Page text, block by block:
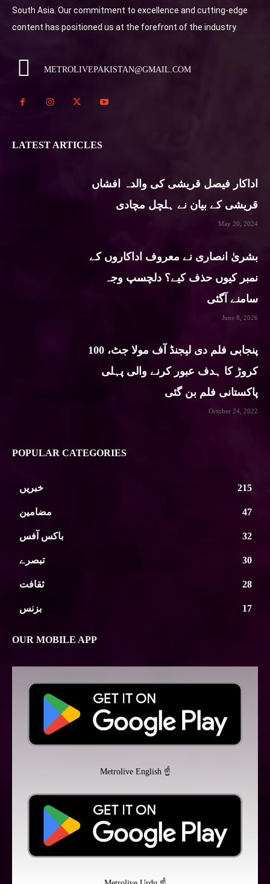
South Asia. Our commitment to excellence and cutting-edge
content has positioned us at the forefront of the industry.
METROLIVEPAKISTAN@GMAIL.COM
LATEST ARTICLES
اداکار فیصل قریشی کی والدہ افشاں
قریشی کے بیان نے ہلچل مچادی
May 20, 2024
بشریٰ انصاری نے معروف اداکاروں کے
نمبر کیوں حذف کیے؟ دلچسپ وجہ
سامنے آگئی
June 8, 2026
پنجابی فلم دی لیجنڈ آف مولا جٹ، 100
کروڑ کا ہدف عبور کرنے والی پہلی
پاکستانی فلم بن گئی
October 24, 2022
POPULAR CATEGORIES
خبریں 215
مضامین 47
باکس آفس 32
تبصرے 30
ثقافت 28
بزنس 17
OUR MOBILE APP
Metrolive English ☝️